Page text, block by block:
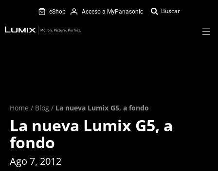
eShop Acceso a MyPanasonic
Home / Blog / La nueva Lumix G5, a fondo
La nueva Lumix G5, a
fondo
Ago 7, 2012